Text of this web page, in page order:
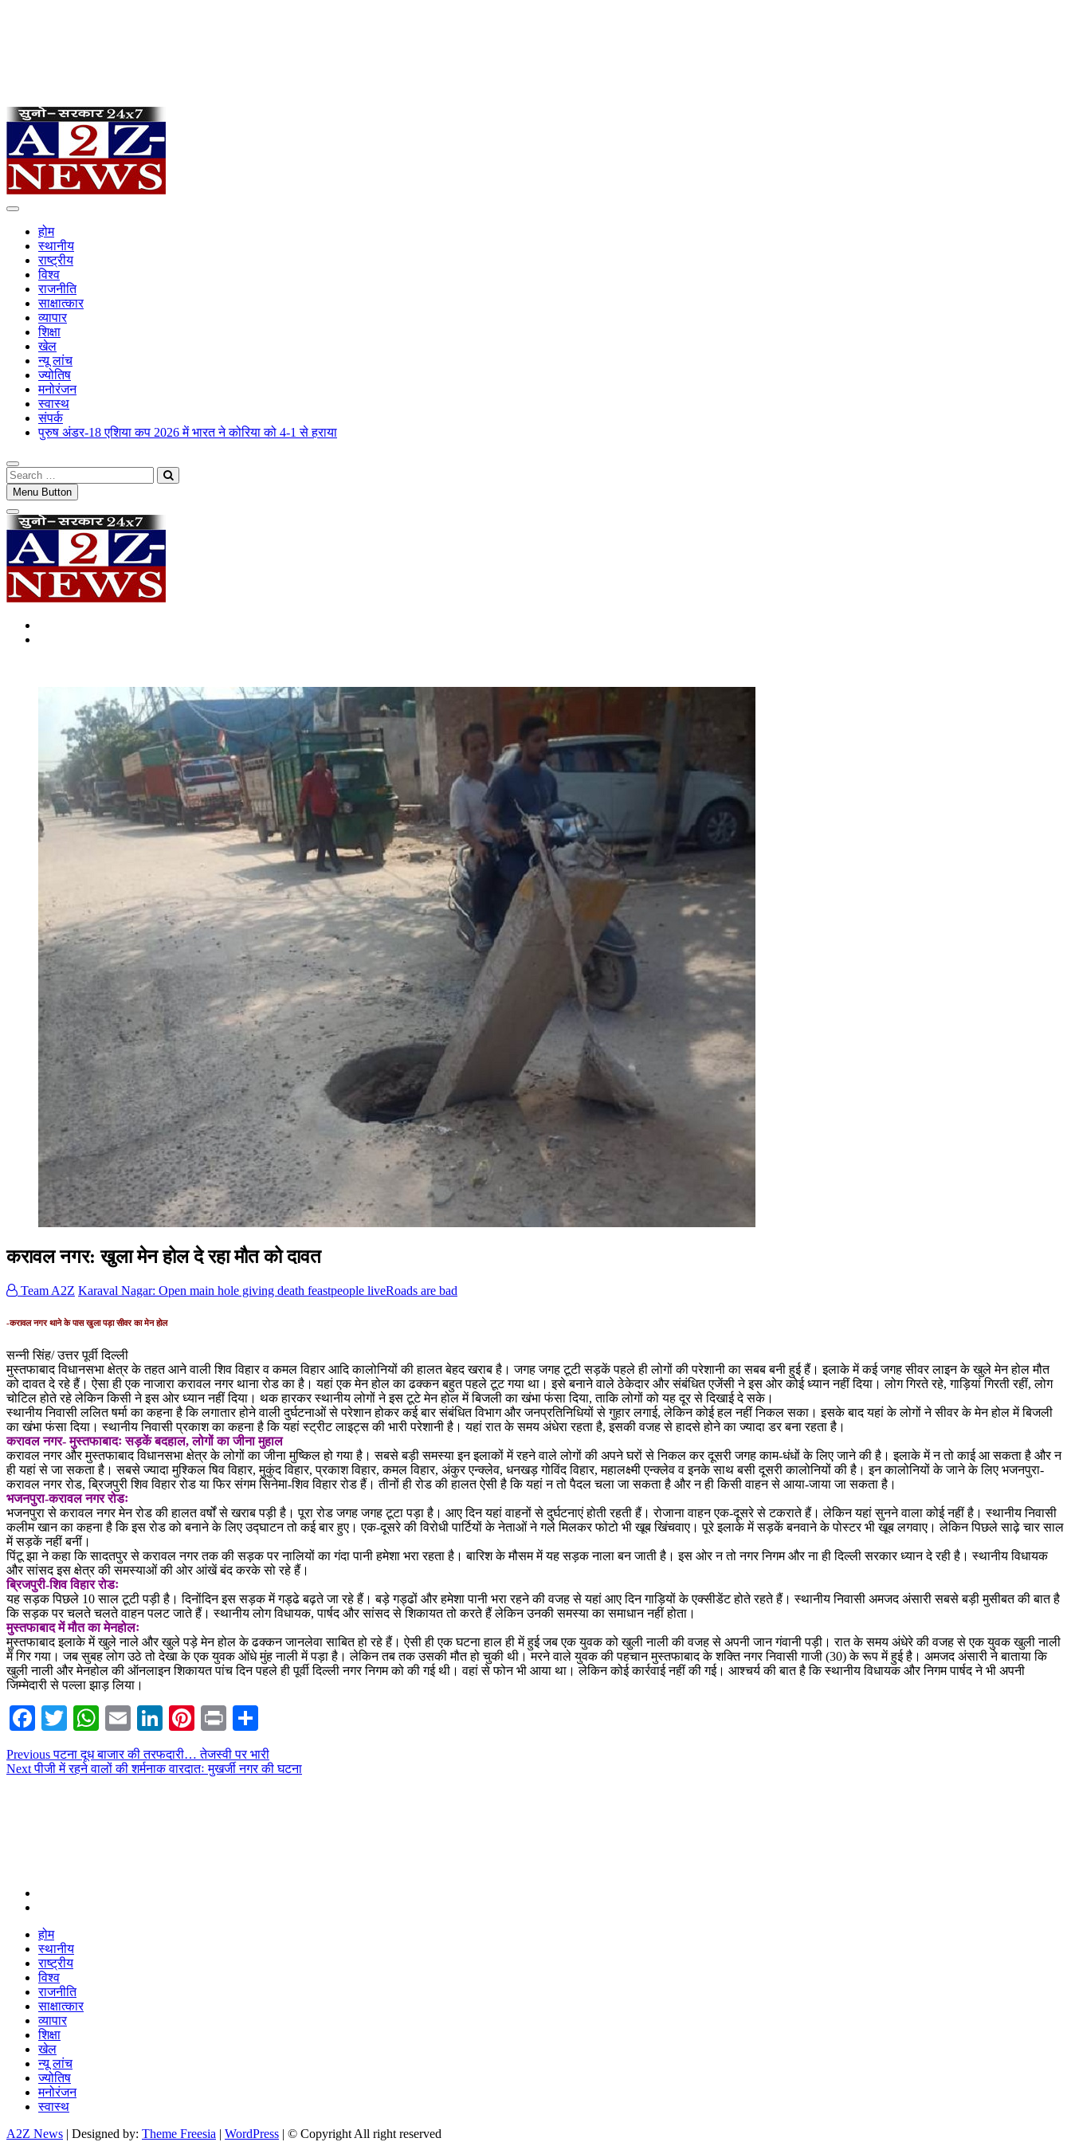
होम
स्थानीय
राष्ट्रीय
विश्व
राजनीति
साक्षात्कार
व्यापार
शिक्षा
खेल
न्यू लांच
ज्योतिष
मनोरंजन
स्वास्थ
संपर्क
पुरुष अंडर-18 एशिया कप 2026 में भारत ने कोरिया को 4-1 से हराया
Search
…Menu Button
करावल नगर: खुला मेन होल दे रहा मौत को दावत
Team A2Z Karaval Nagar: Open main hole giving death feastpeople liveRoads are bad
-करावल नगर थाने के पास खुला पड़ा सीवर का मेन होल
सन्नी सिंह/ उत्तर पूर्वी दिल्ली
मुस्तफाबाद विधानसभा क्षेत्र के तहत आने वाली शिव विहार व कमल विहार आदि कालोनियों की हालत बेहद खराब है। जगह जगह टूटी सड़कें पहले ही लोगों की परेशानी का सबब बनी हुई हैं। इलाके में कई जगह सीवर लाइन के खुले मेन होल मौत
को दावत दे रहे हैं। ऐसा ही एक नाजारा करावल नगर थाना रोड का है। यहां एक मेन होल का ढक्कन बहुत पहले टूट गया था। इसे बनाने वाले ठेकेदार और संबंधित एजेंसी ने इस ओर कोई ध्यान नहीं दिया। लोग गिरते रहे, गाड़ियां गिरती रहीं, लोग
चोटिल होते रहे लेकिन किसी ने इस ओर ध्यान नहीं दिया। थक हारकर स्थानीय लोगों ने इस टूटे मेन होल में बिजली का खंभा फंसा दिया, ताकि लोगों को यह दूर से दिखाई दे सके।
स्थानीय निवासी ललित षर्मा का कहना है कि लगातार होने वाली दुर्घटनाओं से परेशान होकर कई बार संबंधित विभाग और जनप्रतिनिधियों से गुहार लगाई, लेकिन कोई हल नहीं निकल सका। इसके बाद यहां के लोगों ने सीवर के मेन होल में बिजली
का खंभा फंसा दिया। स्थानीय निवासी प्रकाश का कहना है कि यहां स्ट्रीट लाइट्स की भारी परेशानी है। यहां रात के समय अंधेरा रहता है, इसकी वजह से हादसे होने का ज्यादा डर बना रहता है।
करावल नगर- मुस्तफाबादः सड़कें बदहाल, लोगों का जीना मुहाल
करावल नगर और मुस्तफाबाद विधानसभा क्षेत्र के लोगों का जीना मुष्किल हो गया है। सबसे बड़ी समस्या इन इलाकों में रहने वाले लोगों की अपने घरों से निकल कर दूसरी जगह काम-धंधों के लिए जाने की है। इलाके में न तो काई आ सकता है और न
ही यहां से जा सकता है। सबसे ज्यादा मुश्किल षिव विहार, मुकुंद विहार, प्रकाश विहार, कमल विहार, अंकुर एन्क्लेव, धनखड़ गोविंद विहार, महालक्ष्मी एन्क्लेव व इनके साथ बसी दूसरी कालोनियों की है। इन कालोनियों के जाने के लिए भजनपुरा-
करावल नगर रोड, ब्रिजपुरी शिव विहार रोड या फिर संगम सिनेमा-शिव विहार रोड हैं। तीनों ही रोड की हालत ऐसी है कि यहां न तो पैदल चला जा सकता है और न ही किसी वाहन से आया-जाया जा सकता है।
भजनपुरा-करावल नगर रोडः
भजनपुरा से करावल नगर मेन रोड की हालत वर्षों से खराब पड़ी है। पूरा रोड जगह जगह टूटा पड़ा है। आए दिन यहां वाहनों से दुर्घटनाएं होती रहती हैं। रोजाना वाहन एक-दूसरे से टकराते हैं। लेकिन यहां सुनने वाला कोई नहीं है। स्थानीय निवासी
कलीम खान का कहना है कि इस रोड को बनाने के लिए उद्घाटन तो कई बार हुए। एक-दूसरे की विरोधी पार्टियों के नेताओं ने गले मिलकर फोटो भी खूब खिंचवाए। पूरे इलाके में सड़कें बनवाने के पोस्टर भी खूब लगवाए। लेकिन पिछले साढ़े चार साल
में सड़कें नहीं बनीं।
पिंटू झा ने कहा कि सादतपुर से करावल नगर तक की सड़क पर नालियों का गंदा पानी हमेशा भरा रहता है। बारिश के मौसम में यह सड़क नाला बन जाती है। इस ओर न तो नगर निगम और ना ही दिल्ली सरकार ध्यान दे रही है। स्थानीय विधायक
और सांसद इस क्षेत्र की समस्याओं की ओर आंखें बंद करके सो रहे हैं।
ब्रिजपुरी-शिव विहार रोडः
यह सड़क पिछले 10 साल टूटी पड़ी है। दिनोंदिन इस सड़क में गड्ढे बढ़ते जा रहे हैं। बड़े गड्ढों और हमेशा पानी भरा रहने की वजह से यहां आए दिन गाड़ियों के एक्सीडेंट होते रहते हैं। स्थानीय निवासी अमजद अंसारी सबसे बड़ी मुसीबत की बात है
कि सड़क पर चलते चलते वाहन पलट जाते हैं। स्थानीय लोग विधायक, पार्षद और सांसद से शिकायत तो करते हैं लेकिन उनकी समस्या का समाधान नहीं होता।
मुस्तफाबाद में मौत का मेनहोलः
मुस्तफाबाद इलाके में खुले नाले और खुले पड़े मेन होल के ढक्कन जानलेवा साबित हो रहे हैं। ऐसी ही एक घटना हाल ही में हुई जब एक युवक को खुली नाली की वजह से अपनी जान गंवानी पड़ी। रात के समय अंधेरे की वजह से एक युवक खुली नाली
में गिर गया। जब सुबह लोग उठे तो देखा के एक युवक ओंधे मुंह नाली में पड़ा है। लेकिन तब तक उसकी मौत हो चुकी थी। मरने वाले युवक की पहचान मुस्तफाबाद के शक्ति नगर निवासी गाजी (30) के रूप में हुई है। अमजद अंसारी ने बाताया कि
खुली नाली और मेनहोल की ऑनलाइन शिकायत पांच दिन पहले ही पूर्वी दिल्ली नगर निगम को की गई थी। वहां से फोन भी आया था। लेकिन कोई कार्रवाई नहीं की गई। आश्चर्य की बात है कि स्थानीय विधायक और निगम पार्षद ने भी अपनी
जिम्मेदारी से पल्ला झाड़ लिया।
Facebook
TwitterWhatsApp
EmailLinkedIn
Pinterest
Print
Post
navigation
PreviousPrevious
post:
पटना दूध बाजार की तरफदारी… तेजस्वी पर भारी
NextNext
पीजी में रहने वालों की शर्मनाक वारदातः मुखर्जी नगर की घटना
होम
स्थानीय
राष्ट्रीय
विश्व
राजनीति
साक्षात्कार
व्यापार
शिक्षा
खेल
न्यू लांच
ज्योतिष
मनोरंजन
स्वास्थ
A2Z News | Designed by: Theme Freesia | WordPress | © Copyright All right reserved